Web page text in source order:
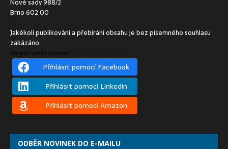
Nové sady 988/2
Brno 602 00
Jakékoli publikování a přebírání obsahu je bez písemného souhlasu
zakázáno.
Registrovat pomocí
Přihlásit pomocí Facebook
Přihlásit pomocí Linkedin
Přihlásit pomocí Amazon
ODBĚR NOVINEK DO E-MAILU